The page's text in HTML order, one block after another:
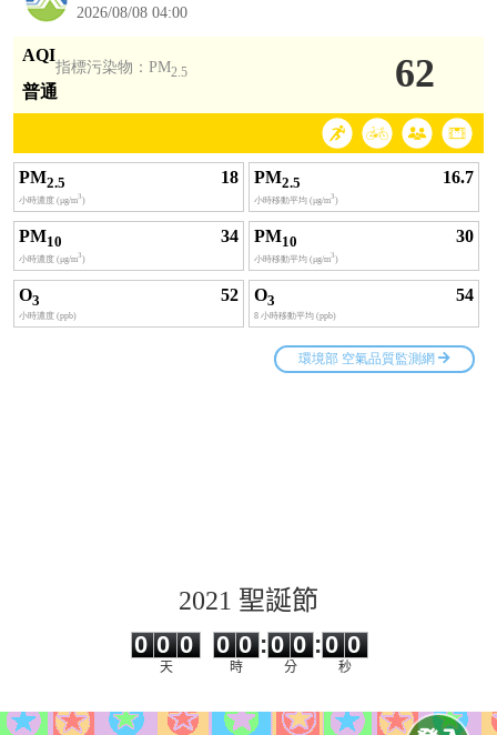
2021 聖誕節
0 0 0
天
0
0
0
時
:
0
0
0
0
分
:0 0
秒